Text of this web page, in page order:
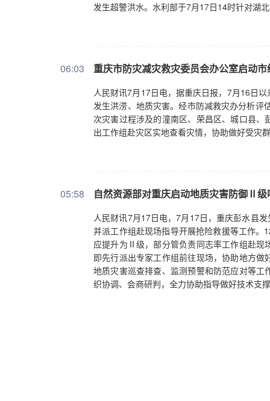
发生超警洪水。水利部于7月17日14时针对湖
06:03 重庆市防灾减灾救灾委员会办公室启动
人民财讯7月17日电，据重庆日报，7月16日
发生洪涝、地质灾害。经市防减救灾办分析
次灾害过程涉及的潼南区、荣昌区、城口县
出工作组赴灾区实地查看灾情，协助做好受灾
05:58 自然资源部对重庆启动地质灾害防御Ⅱ级
人民财讯7月17日电，7月17日，重庆彭水县
并派工作组赴现场指导开展抢险救援等工作
应提升为Ⅱ级，部分管负责同志率工作组赴现
即先行派出专家工作组前往现场，协助地方
地质灾害巡查排查、监测预警和防范应对等
织协调、会商研判，全力协助指导做好技术支